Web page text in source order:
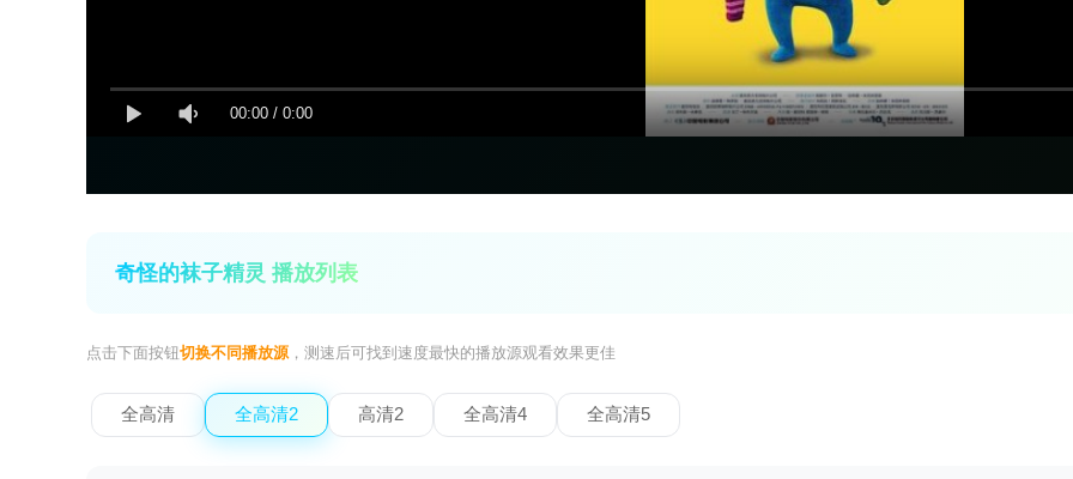
00:00 / 0:00
奇怪的袜子精灵 播放列表
点击下面按钮切换不同播放源，测速后可找到速度最快的播放源观看效果更佳
全高清 全高清2 高清2 全高清4 全高清5